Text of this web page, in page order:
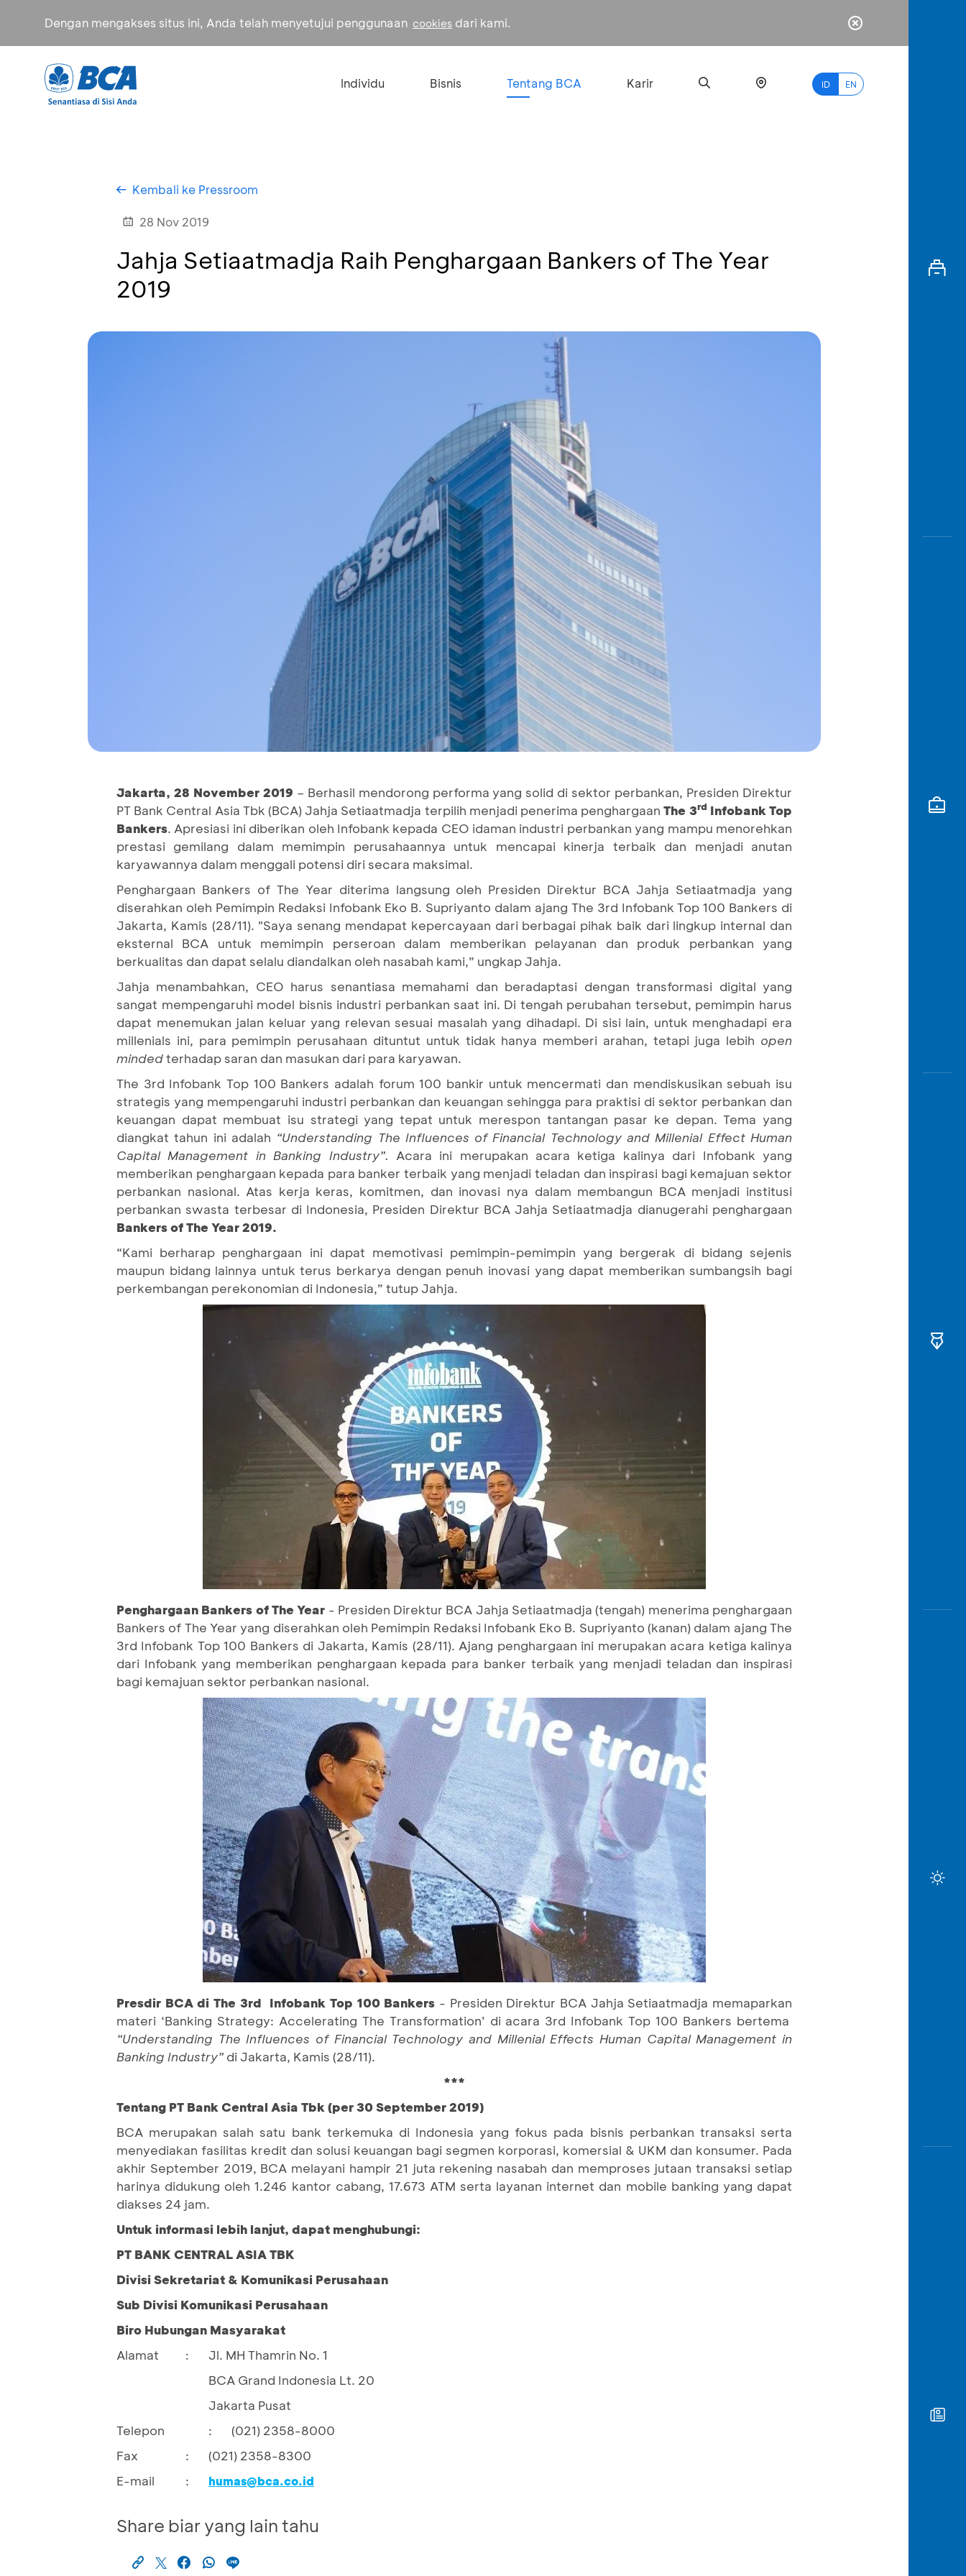
Dengan mengakses situs ini, Anda telah menyetujui penggunaan cookies dari kami.
Individu Bisnis Tentang BCA Karir ID EN
myBCA
Kembali ke Pressroom
28 Nov 2019
Jahja Setiaatmadja Raih Penghargaan Bankers of The Year
2019
Jakarta, 28 November 2019 – Berhasil mendorong performa yang solid di sektor perbankan, Presiden Direktur
PT Bank Central Asia Tbk (BCA) Jahja Setiaatmadja terpilih menjadi penerima penghargaanThe 3rd Infobank Top
Bankers. Apresiasi ini diberikan oleh Infobank kepada CEO idaman industri perbankan yang mampu menorehkan
prestasi gemilang dalam memimpin perusahaannya untuk mencapai kinerja terbaik dan menjadi anutan
karyawannya dalam menggali potensi diri secara maksimal.
Penghargaan Bankers of The Year diterima langsung oleh Presiden Direktur BCA Jahja Setiaatmadja yang
diserahkan oleh Pemimpin Redaksi Infobank Eko B. Supriyanto dalam ajang The 3rd Infobank Top 100 Bankers di
Jakarta, Kamis (28/11). "Saya senang mendapat kepercayaan dari berbagai pihak baik dari lingkup internal dan
eksternal BCA untuk memimpin perseroan dalam memberikan pelayanan dan produk perbankan yang
berkualitas dan dapat selalu diandalkan oleh nasabah kami,” ungkap Jahja.
Jahja menambahkan, CEO harus senantiasa memahami dan beradaptasi dengan transformasi digital yang
sangat mempengaruhi model bisnis industri perbankan saat ini. Di tengah perubahan tersebut, pemimpin harus
dapat menemukan jalan keluar yang relevan sesuai masalah yang dihadapi. Di sisi lain, untuk menghadapi era
millenials ini, para pemimpin perusahaan dituntut untuk tidak hanya memberi arahan, tetapi juga lebih open
mindedterhadap saran dan masukan dari para karyawan.
The 3rd Infobank Top 100 Bankers adalah forum 100 bankir untuk mencermati dan mendiskusikan sebuah isu
strategis yang mempengaruhi industri perbankan dan keuangan sehingga para praktisi di sektor perbankan dan
keuangan dapat membuat isu strategi yang tepat untuk merespon tantangan pasar ke depan. Tema yang
diangkat tahun ini adalah “Understanding The Influences of Financial Technology and MillenialEffect Human
Capital Management in Banking Industry”. Acara ini merupakan acara ketiga kalinya dari Infobank yang
memberikan penghargaan kepada para banker terbaik yang menjadi teladan dan inspirasi bagi kemajuan sektor
perbankan nasional. Atas kerja keras, komitmen, dan inovasi nya dalam membangun BCA menjadi institusi
perbankan swasta terbesar di Indonesia, Presiden Direktur BCA Jahja Setiaatmadja dianugerahi penghargaan
Bankers of The Year 2019.
“Kami berharap penghargaan ini dapat memotivasi pemimpin-pemimpin yang bergerak di bidang sejenis
maupun bidang lainnya untuk terus berkarya dengan penuh inovasi yang dapat memberikan sumbangsih bagi
perkembangan perekonomian di Indonesia,” tutup Jahja.
Penghargaan Bankers of The Year - Presiden Direktur BCA Jahja Setiaatmadja (tengah) menerima penghargaan
Bankers of The Year yang diserahkan oleh Pemimpin Redaksi Infobank Eko B. Supriyanto (kanan) dalam ajang The
3rd Infobank Top 100 Bankers di Jakarta, Kamis (28/11). Ajang penghargaan ini merupakan acara ketiga kalinya
dari Infobank yang memberikan penghargaan kepada para banker terbaik yang menjadi teladan dan inspirasi
bagi kemajuan sektor perbankan nasional.
Presdir BCA di The 3rd Infobank Top 100 Bankers - Presiden Direktur BCA Jahja Setiaatmadja memaparkan
materi ‘Banking Strategy: Accelerating The Transformation’ di acara 3rd Infobank Top 100 Bankers bertema
“Understanding The Influences of Financial Technology and Millenial Effects Human Capital Management in
Banking Industry” di Jakarta, Kamis (28/11).
***
Tentang PT Bank Central Asia Tbk (per 30 September 2019)
BCA merupakan salah satu bank terkemuka di Indonesia yang fokus pada bisnis perbankan transaksi serta
menyediakan fasilitas kredit dan solusi keuangan bagi segmen korporasi, komersial & UKM dan konsumer. Pada
akhir September 2019, BCA melayani hampir 21 juta rekening nasabah dan memproses jutaan transaksi setiap
harinya didukung oleh 1.246 kantor cabang, 17.673 ATM serta layanan internet dan mobile banking yang dapat
diakses 24 jam.
Untuk informasi lebih lanjut, dapat menghubungi:
PT BANK CENTRAL ASIA TBK
Divisi Sekretariat & Komunikasi Perusahaan
Sub Divisi Komunikasi Perusahaan
Biro Hubungan Masyarakat
Alamat
:
Jl. MH Thamrin No. 1
BCA Grand Indonesia Lt. 20
Jakarta Pusat
Telepon
:
(021) 2358-8000
Fax
:
(021) 2358-8300
E-mail
: humas@bca.co.id
Share biar yang lain tahu